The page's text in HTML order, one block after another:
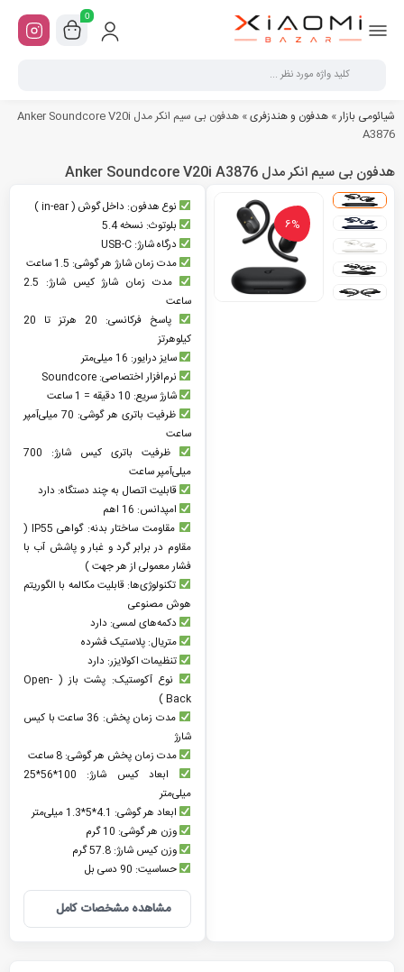
0
شیائومی بازار» هدفون و هندزفری»
هدفون بی سیم انکر مدل Anker Soundcore V20i
A3876
هدفون بی سیم انکر مدل Anker Soundcore V20i A3876
6%
نوع هدفون: داخل گوش ( in-ear )
بلوتوث: نسخه 5.4
درگاه شارژ: USB-C
مدت زمان شارژ هر گوشی: 1.5 ساعت
مدت زمان شارژ کیس شارژ: 2.5
ساعت
پاسخ فرکانسی: 20 هرتز تا 20
کیلوهرتز
سایز درایور: 16 میلی‌متر
نرم‌افزار اختصاصی: Soundcore
شارژ سریع: 10 دقیقه = 1 ساعت
ظرفیت باتری هر گوشی: 70 میلی‌آمپر
ساعت
ظرفیت باتری کیس شارژ: 700
میلی‌آمپر ساعت
قابلیت اتصال به چند دستگاه: دارد
امپدانس: 16 اهم
مقاومت ساختار بدنه: گواهی IP55 (
مقاوم در برابر گرد و غبار و پاشش آب با
فشار معمولی از هر جهت )
تکنولوژی‌ها: قابلیت مکالمه با الگوریتم
هوش مصنوعی
دکمه‌های لمسی: دارد
متریال: پلاستیک فشرده
تنظیمات اکولایزر: دارد
نوع آکوستیک: پشت باز ( Open-
Back )
مدت زمان پخش: 36 ساعت با کیس
شارژ
مدت زمان پخش هر گوشی: 8 ساعت
ابعاد کیس شارژ: 100*56*25
میلی‌متر
ابعاد هر گوشی: 4.1*5*1.3 میلی‌متر
وزن هر گوشی: 10 گرم
وزن کیس شارژ: 57.8 گرم
حساسیت: 90 دسی بل
مشاهده مشخصات کامل